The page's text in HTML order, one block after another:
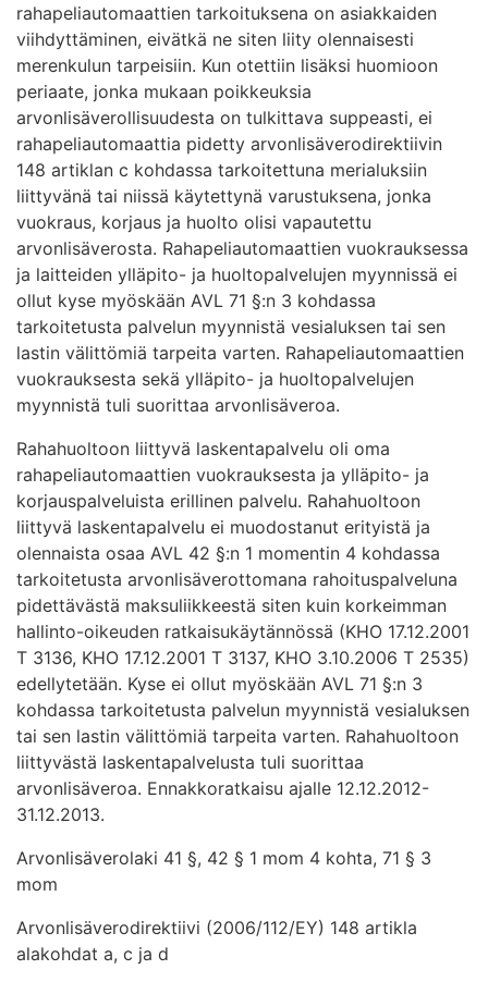
rahapeliautomaattien tarkoituksena on asiakkaiden
viihdyttäminen, eivätkä ne siten liity olennaisesti
merenkulun tarpeisiin. Kun otettiin lisäksi huomioon
periaate, jonka mukaan poikkeuksia
arvonlisäverollisuudesta on tulkittava suppeasti, ei
rahapeliautomaattia pidetty arvonlisäverodirektiivin
148 artiklan c kohdassa tarkoitettuna merialuksiin
liittyvänä tai niissä käytettynä varustuksena, jonka
vuokraus, korjaus ja huolto olisi vapautettu
arvonlisäverosta. Rahapeliautomaattien vuokrauksessa
ja laitteiden ylläpito- ja huoltopalvelujen myynnissä ei
ollut kyse myöskään AVL 71 §:n 3 kohdassa
tarkoitetusta palvelun myynnistä vesialuksen tai sen
lastin välittömiä tarpeita varten. Rahapeliautomaattien
vuokrauksesta sekä ylläpito- ja huoltopalvelujen
myynnistä tuli suorittaa arvonlisäveroa.
Rahahuoltoon liittyvä laskentapalvelu oli oma
rahapeliautomaattien vuokrauksesta ja ylläpito- ja
korjauspalveluista erillinen palvelu. Rahahuoltoon
liittyvä laskentapalvelu ei muodostanut erityistä ja
olennaista osaa AVL 42 §:n 1 momentin 4 kohdassa
tarkoitetusta arvonlisäverottomana rahoituspalveluna
pidettävästä maksuliikkeestä siten kuin korkeimman
hallinto-oikeuden ratkaisukäytännössä (KHO 17.12.2001
T 3136, KHO 17.12.2001 T 3137, KHO 3.10.2006 T 2535)
edellytetään. Kyse ei ollut myöskään AVL 71 §:n 3
kohdassa tarkoitetusta palvelun myynnistä vesialuksen
tai sen lastin välittömiä tarpeita varten. Rahahuoltoon
liittyvästä laskentapalvelusta tuli suorittaa
arvonlisäveroa. Ennakkoratkaisu ajalle 12.12.2012-
31.12.2013.
Arvonlisäverolaki 41 §, 42 § 1 mom 4 kohta, 71 § 3
mom
Arvonlisäverodirektiivi (2006/112/EY) 148 artikla
alakohdat a, c ja d